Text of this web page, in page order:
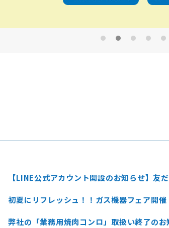
【LINE公式アカウント開設のお知らせ】友
初夏にリフレッシュ！！ガス機器フェア開催
弊社の「業務用焼肉コンロ」取扱い終了のお